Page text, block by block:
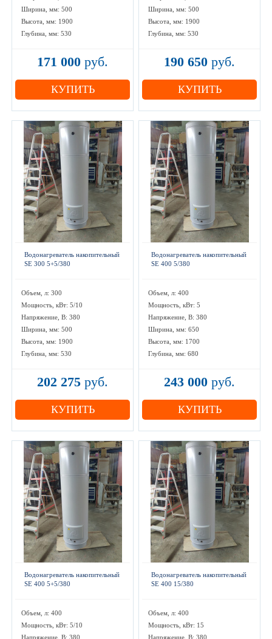
Ширина, мм: 500
Высота, мм: 1900
Глубина, мм: 530
171 000 руб.
КУПИТЬ
Ширина, мм: 500
Высота, мм: 1900
Глубина, мм: 530
190 650 руб.
КУПИТЬ
Водонагреватель накопительный
SE 300 5+5/380
Объем, л: 300
Мощность, кВт: 5/10
Напряжение, В: 380
Ширина, мм: 500
Высота, мм: 1900
Глубина, мм: 530
202 275 руб.
КУПИТЬ
Водонагреватель накопительный
SE 400 5/380
Объем, л: 400
Мощность, кВт: 5
Напряжение, В: 380
Ширина, мм: 650
Высота, мм: 1700
Глубина, мм: 680
243 000 руб.
КУПИТЬ
Водонагреватель накопительный
SE 400 5+5/380
Объем, л: 400
Мощность, кВт: 5/10
Напряжение, В: 380
Водонагреватель накопительный
SE 400 15/380
Объем, л: 400
Мощность, кВт: 15
Напряжение, В: 380